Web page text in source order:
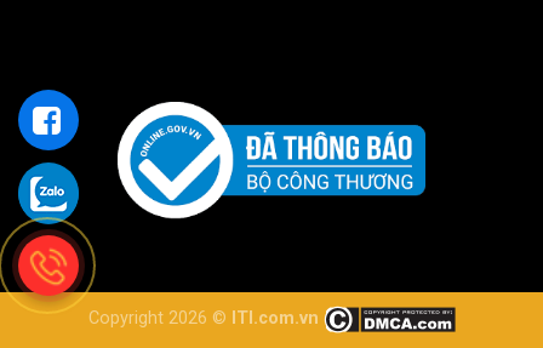
Copyright 2026 © ITI.com.vn